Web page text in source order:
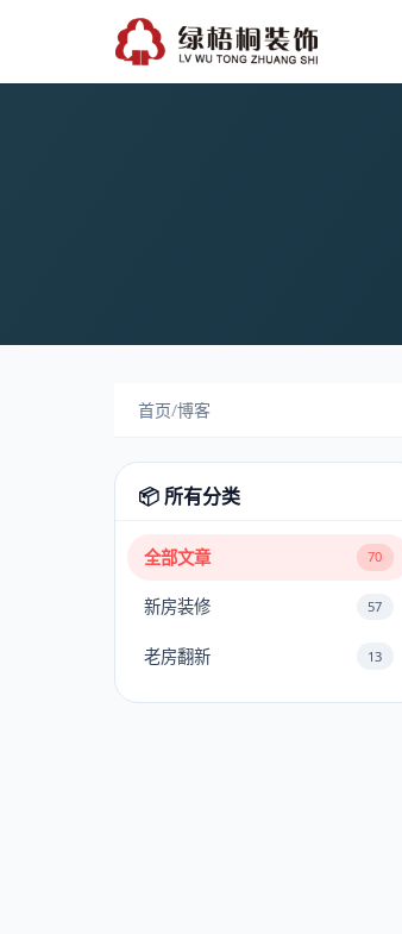
首页/博客
📦 所有分类
全部文章 70
新房装修 57
老房翻新 13